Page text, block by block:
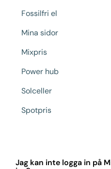
Fossilfri el
Mina sidor
Mixpris
Power hub
Solceller
Spotpris
Jag kan inte logga in på